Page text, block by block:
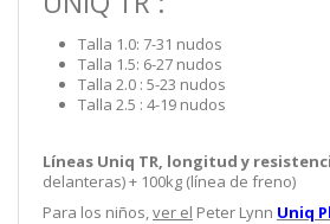
Talla 1.0: 7-31 nudos
Talla 1.5: 6-27 nudos
Talla 2.0 : 5-23 nudos
Talla 2.5 : 4-19 nudos
Líneas Uniq TR, longitud y
delanteras) + 100kg (línea de freno)
Para los niños,ver el Peter Lynn Uniq